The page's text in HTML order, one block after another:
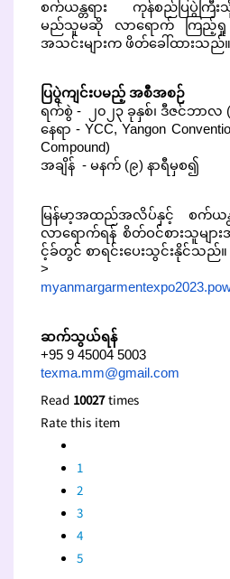
စက်ယန္တရား ကုန်စည်ပြပွဲကြီ
မည်သူမဆို လာရောက် ကြည့်ရှု
အသင်းများက ဖိတ်ခေါ်ထားသည်။
ပြပွဲကျင်းပမည့် အစီအစဉ်
ရက်စွဲ - ၂၀၂၃ ခုနှစ်၊ ဒီဇင်ဘာလ (
နေရာ - YCC, Yangon
Compound)
အချိန် - မနက် (၉) နာရီမှစ၍
မြန်မာ့အထည်အလိပ်နှင့် စက်ယန္
လာရောက်ရန် စိတ်ဝင်စားသူမျာ
င့်ခ်တွင် စာရင်းပေးသွင်းနိုင်သည်။
ဆက်သွယ်ရန်
+95 9 45004 5003
texma.mm@gmail.com
Read 10027times
Rate this item
1
2
3
4
5